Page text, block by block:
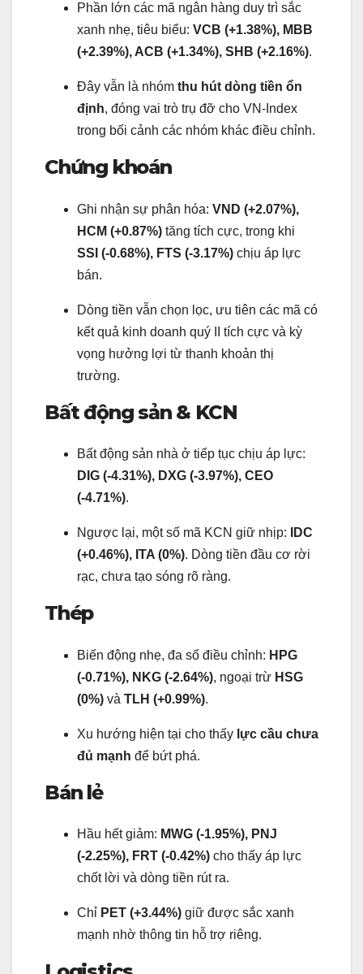
Phần lớn các mã ngân hàng duy trì sắc
xanh nhẹ, tiêu biểu: VCB (+1.38%), MBB
(+2.39%), ACB (+1.34%), SHB (+2.16%).
Đây vẫn là nhóm thu hút dòng tiền ổn
định, đóng vai trò trụ đỡ cho VN-Index
trong bối cảnh các nhóm khác điều chỉnh.
Chứng khoán
Ghi nhận sự phân hóa: VND (+2.07%),
HCM (+0.87%) tăng tích cực, trong khi
SSI (-0.68%), FTS (-3.17%) chịu áp lực
bán.
Dòng tiền vẫn chọn lọc, ưu tiên các mã có
kết quả kinh doanh quý II tích cực và kỳ
vọng hưởng lợi từ thanh khoản thị
trường.
Bất động sản & KCN
Bất động sản nhà ở tiếp tục chịu áp lực:
DIG (-4.31%), DXG (-3.97%), CEO
(-4.71%).
Ngược lại, một số mã KCN giữ nhịp:
IDC
(+0.46%), ITA (0%). Dòng tiền đầu cơ rời
rạc, chưa tạo sóng rõ ràng.
Thép
Biến động nhẹ, đa số điều chỉnh: HPG
(-0.71%), NKG (-2.64%), ngoại trừ HSG
(0%) và TLH (+0.99%).
Xu hướng hiện tại cho thấy lực cầu chưa
đủ mạnh để bứt phá.
Bán lẻ
Hầu hết giảm: MWG (-1.95%), PNJ
(-2.25%), FRT (-0.42%) cho thấy áp lực
chốt lời và dòng tiền rút ra.
Chỉ PET (+3.44%) giữ được sắc xanh
mạnh nhờ thông tin hỗ trợ riêng.